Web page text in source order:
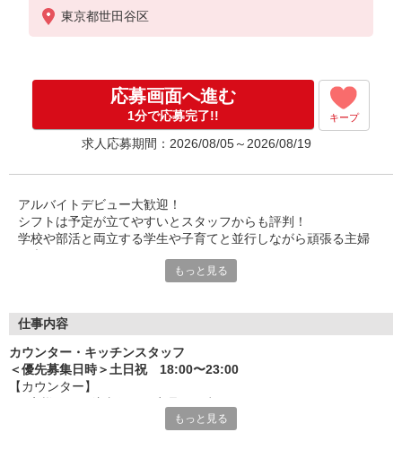
東京都世田谷区
応募画面へ進む
1分で応募完了!! キープ
求人応募期間：2026/08/05～2026/08/19
アルバイトデビュー大歓迎！
シフトは予定が立てやすいとスタッフからも評判！
学校や部活と両立する学生や子育てと並行しながら頑張る主婦
みんなから「働きやすい！」という声が上がっています♪
＜ 未経験でも心配ナシ ＞
先輩によるレクチャーもあるので、
久しぶりのお仕事のパートさんや初アルバイトの学生さんも安心
です♪
オトクな従業員割引があるのも必見！まずは気軽にご応募を☆
もっと見る
仕事内容
カウンター・キッチンスタッフ
＜優先募集日時＞土日祝 18:00〜23:00
【カウンター】
もっと見る